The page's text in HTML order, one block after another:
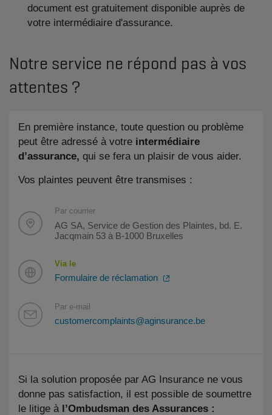
document est gratuitement disponible auprès de
votre intermédiaire d'assurance.
Notre service ne répond pas à vos
attentes ?
En première instance, toute question ou problème
peut être adressé à votre intermédiaire
d’assurance, qui se fera un plaisir de vous aider.
Vos plaintes peuvent être transmises :
Par courrier
AG SA, Service de Gestion des Plaintes, bd. E.
Jacqmain 53 à B-1000 Bruxelles
Via le
Formulaire de réclamation
Par e-mail
customercomplaints@aginsurance.be
Si la solution proposée par AG Insurance ne vous
donne pas satisfaction, il est possible de soumettre
le litige à l’Ombudsman des Assurances :